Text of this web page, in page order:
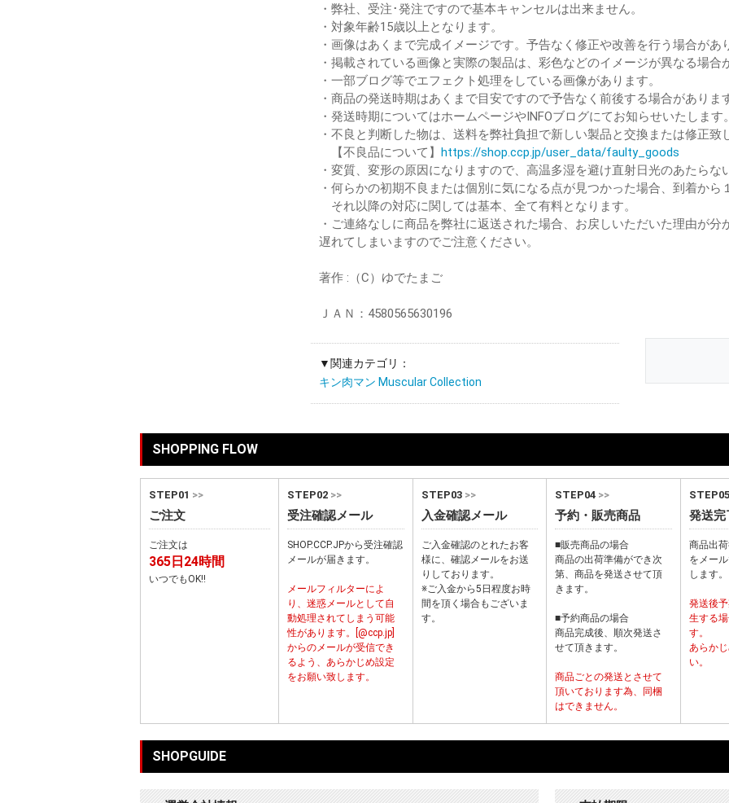
・弊社、受注･発注ですので基本キャンセルは出来ません。
・対象年齢15歳以上となります。
・画像はあくまで完成イメージです。予告なく修正や改善を行う場合があ
・掲載されている画像と実際の製品は、彩色などのイメージが異なる場合
・一部ブログ等でエフェクト処理をしている画像があります。
・商品の発送時期はあくまで目安ですので予告なく前後する場合がありま
・発送時期についてはホームページやINFOブログにてお知らせいたします
・不良と判断した物は、送料を弊社負担で新しい製品と交換または修正致
【不良品について】 https://shop.ccp.jp/user_data/faulty_goods
・変質、変形の原因になりますので、高温多湿を避け直射日光のあたら
・何らかの初期不良または個別に気になる点が見つかった場合、到着か
それ以降の対応に関しては基本、全て有料となります。
・ご連絡なしに商品を弊社に返送された場合、お戻しいただいた理由が
遅れてしまいますのでご注意ください。
著作 :（C）ゆでたまご
ＪＡＮ：4580565630196
▼関連カテゴリ：
キン肉マン Muscular Collection
SHOPPING FLOW
STEP01 >>
ご注文
ご注文は
365日24時間
いつでもOK!!
STEP02 >>
受注確認メール
SHOP.CCP.JPから受注確認
メールが届きます。
メールフィルターによ
り、迷惑メールとして自
動処理されてしまう可能
性があります。[@ccp.jp]
からのメールが受信でき
るよう、あらかじめ設定
をお願い致します。
STEP03 >>
入金確認メール
ご入金確認のとれたお客
様に、確認メールをお送
りしております。
※ご入金から5日程度お時
間を頂く場合もございま
す。
STEP04 >>
予約・販売商品
■販売商品の場合
商品の出荷準備ができ次
第、商品を発送させて頂
きます。
■予約商品の場合
商品完成後、順次発送さ
せて頂きます。
商品ごとの発送とさせて
頂いております為、同梱
はできません。
発送
商品出
をメー
します。
発送後
生する
す。
あらか
い。
SHOPGUIDE